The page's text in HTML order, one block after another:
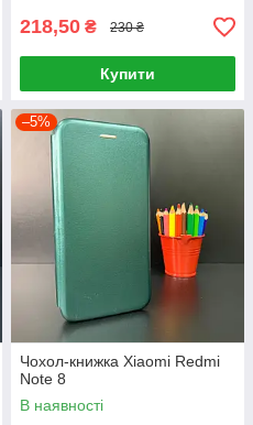
218,50 ₴ 230 ₴
Купити
–5%
Чохол-книжка Xiaomi Redmi
Note 8
В наявності